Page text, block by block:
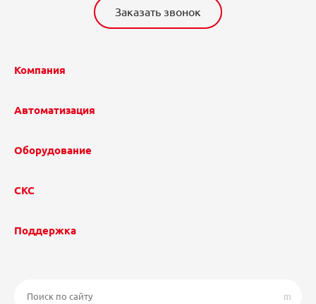
Заказать звонок
Компания
Автоматизация
Оборудование
СКС
Поддержка